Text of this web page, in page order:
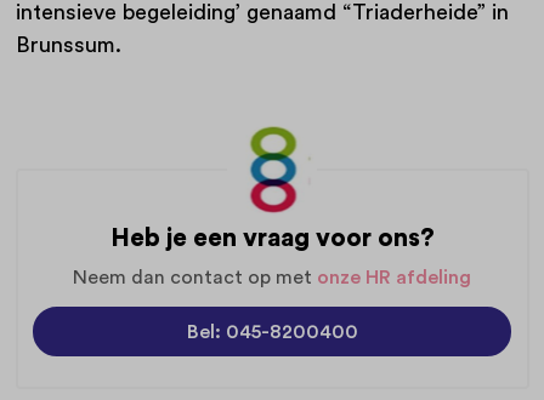
intensieve begeleiding’ genaamd “Triaderheide” in
Brunssum.
Heb je een vraag voor ons?
Neem dan contact op met onze HR afdeling
Bel: 045-8200400